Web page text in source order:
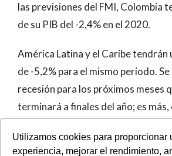
Utilizamos cookies para proporcionar
experiencia, mejorar el rendimiento,
las previsiones del FMI, Colombia
de su PIB del -2,4% en el 2020.
América Latina y el Caribe tendrán
de -5,2% para el mismo periodo. Se
recesión para los próximos meses
terminará a finales del año; es
pesimistas en varios sectores de